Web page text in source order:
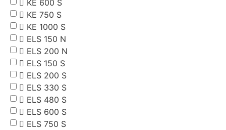
KE 600 S
KE 750 S
KE 1000 S
ELS 150 N
ELS 200 N
ELS 150 S
ELS 200 S
ELS 330 S
ELS 480 S
ELS 600 S
ELS 750 S